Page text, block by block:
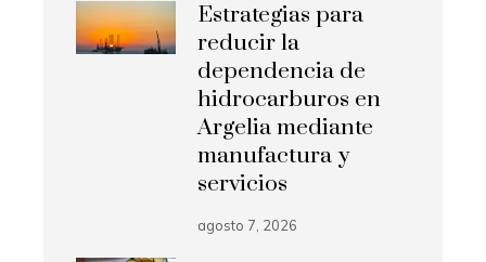
Estrategias para
reducir la
dependencia de
hidrocarburos en
Argelia mediante
manufactura y
servicios
agosto 7, 2026